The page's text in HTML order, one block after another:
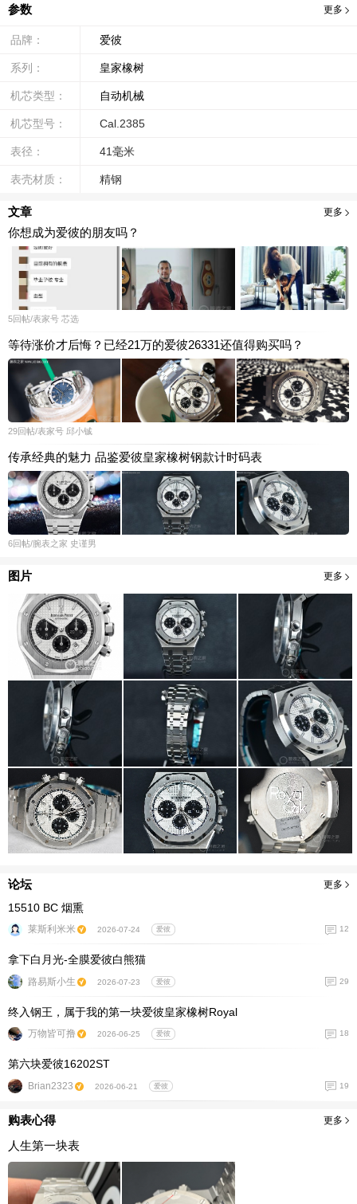
参数 更多
品牌： 爱彼
系列： 皇家橡树
机芯类型： 自动机械
机芯型号： Cal.2385
表径： 41毫米
表壳材质： 精钢
文章 更多
你想成为爱彼的朋友吗？
5回帖/表家号 芯选
等待涨价才后悔？已经21万的爱彼26331还值得购买吗？
29回帖/表家号 邱小铖
传承经典的魅力 品鉴爱彼皇家橡树钢款计时码表
6回帖/腕表之家 史谨男
图片 更多
论坛 更多
15510 BC 烟熏
莱斯利米米 2026-07-24 爱彼 12
拿下白月光-全膜爱彼白熊猫
路易斯小生 2026-07-23 爱彼 29
终入钢王，属于我的第一块爱彼皇家橡树Royal
万物皆可撸 2026-06-25 爱彼 18
第六块爱彼16202ST
Brian2323 2026-06-21 爱彼 19
购表心得 更多
人生第一块表